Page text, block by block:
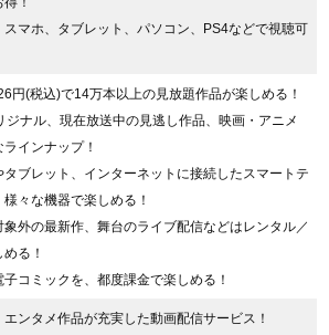
スマホ、タブレット、パソコン、PS4などで視聴可
円(税込)で14万本以上の見放題作品が楽しめる！
ジナル、現在放送中の見逃し作品、映画・アニメ
インナップ！
タブレット、インターネットに接続したスマートテ
々な機器で楽しめる！
象外の最新作、舞台のライブ配信などはレンタル／
る！
子コミックを、都度課金で楽しめる！
エンタメ作品が充実した動画配信サービス！